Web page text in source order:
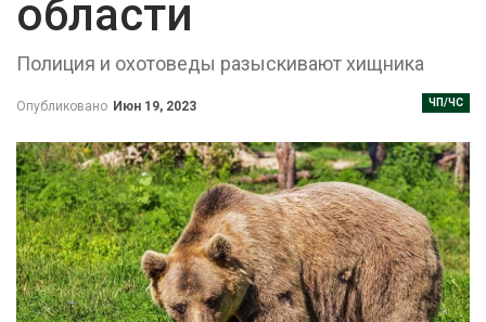
области
Полиция и охотоведы разыскивают хищника
ЧП/ЧС
Опубликовано Июн 19, 2023